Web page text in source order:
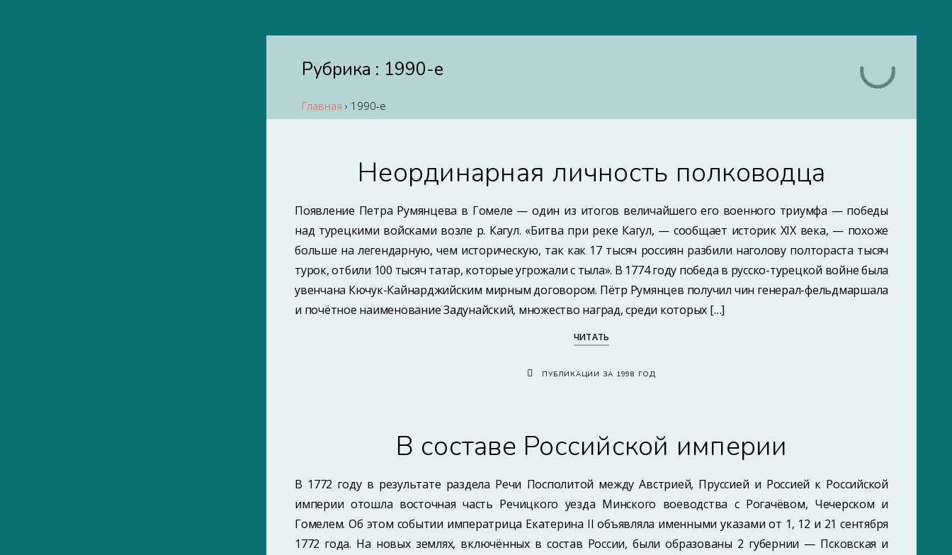
Рубрика : 1990-е
Главная › 1990-е
Неординарная личность полководца
Появление Петра Румянцева в Гомеле — один из итогов величайшего его военного триумфа — победы
над турецкими войсками возле р. Кагул. «Битва при реке Кагул, — сообщает историк XIX века, — похоже
больше на легендарную, чем историческую, так как 17 тысяч россиян разбили наголову полтораста тысяч
турок, отбили 100 тысяч татар, которые угрожали с тыла». В 1774 году победа в русско-турецкой войне была
увенчана Кючук-Кайнарджийским мирным договором. Пётр Румянцев получил чин генерал-фельдмаршала
и почётное наименование Задунайский, множество наград, среди которых […]
ЧИТАТЬ
ПУБЛИКАЦИИ ЗА 1998 ГОД
В составе Российской империи
В 1772 году в результате раздела Речи Посполитой между Австрией, Пруссией и Россией к Российской
империи отошла восточная часть Речицкого уезда Минского воеводства с Рогачёвом, Чечерском и
Гомелем. Об этом событии императрица Екатерина II объявляла именными указами от 1, 12 и 21 сентября
1772 года. На новых землях, включённых в состав России, были образованы 2 губернии — Псковская и